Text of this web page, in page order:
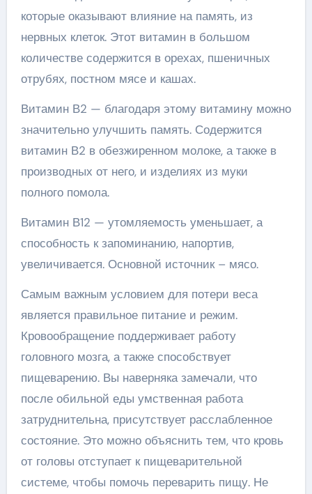
которые оказывают влияние на память, из
нервных клеток. Этот витамин в большом
количестве содержится в орехах, пшеничных
отрубях, постном мясе и кашах.
Витамин В2 — благодаря этому витамину можно
значительно улучшить память. Содержится
витамин В2 в обезжиренном молоке, а также в
производных от него, и изделиях из муки
полного помола.
Витамин В12 — утомляемость уменьшает, а
способность к запоминанию, напортив,
увеличивается. Основной источник – мясо.
Самым важным условием для потери веса
является правильное питание и режим.
Кровообращение поддерживает работу
головного мозга, а также способствует
пищеварению. Вы наверняка замечали, что
после обильной еды умственная работа
затруднительна, присутствует расслабленное
состояние. Это можно объяснить тем, что кровь
от головы отступает к пищеварительной
системе, чтобы помочь переварить пищу. Не